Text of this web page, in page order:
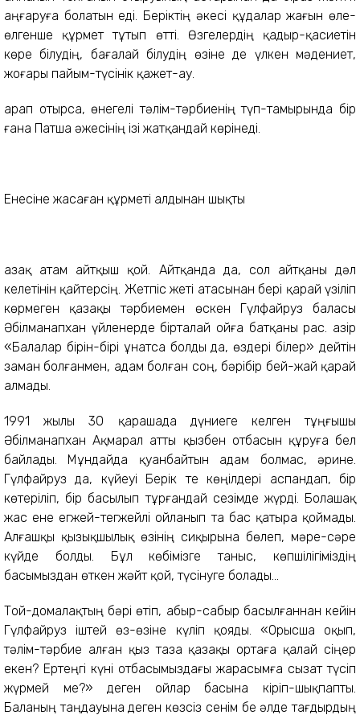
аңғаруға болатын еді. Беріктің әкесі құдалар жағын өле-
өлгенше құрмет тұтып өтті. Өзгелердің қадыр-қасиетін
көре білудің, бағалай білудің өзіне де үлкен мәдениет,
жоғары пайым-түсінік қажет-ау.
Қарап отырса, өнегелі тәлім-тәрбиенің түп-тамырында бір
ғана Патша әжесінің ізі жатқандай көрінеді.
Енесіне жасаған құрметі алдынан шықты
Қазақ атам айтқыш қой. Айтқанда да, сол айтқаны дәл
келетінін қайтерсің. Жетпіс жеті атасынан бері қарай үзіліп
көрмеген қазақы тәрбиемен өскен Гүлфайруз баласы
Әбілманапхан үйленерде бірталай ойға батқаны рас. Қазір
«Балалар бірін-бірі ұнатса болды да, өздері білер» дейтін
заман болғанмен, адам болған соң, бәрібір бей-жай қарай
алмады.
1991 жылы 30 қарашада дүниеге келген тұңғышы
Әбілманапхан Ақмарал атты қызбен отбасын құруға бел
байлады. Мұндайда қуанбайтын адам болмас, әрине.
Гүлфайруз да, күйеуі Берік те көңілдері аспандап, бір
көтеріліп, бір басылып тұрғандай сезімде жүрді. Болашақ
жас ене егжей-тегжейлі ойланып та бас қатыра қоймады.
Алғашқы қызықшылық өзінің сиқырына бөлеп, мәре-сәре
күйде болды. Бұл көбімізге таныс, көпшілігіміздің
басымыздан өткен жәйт қой, түсінуге болады...
Той-домалақтың бәрі өтіп, абыр-сабыр басылғаннан кейін
Гүлфайруз іштей өз-өзіне күліп қояды. «Орысша оқып,
тәлім-тәрбие алған қыз таза қазақы ортаға қалай сіңер
екен? Ертеңгі күні отбасымыздағы жарасымға сызат түсіп
жүрмей ме?» деген ойлар басына кіріп-шықпапты.
Баланың таңдауына деген көзсіз сенім бе әлде тағдырдың